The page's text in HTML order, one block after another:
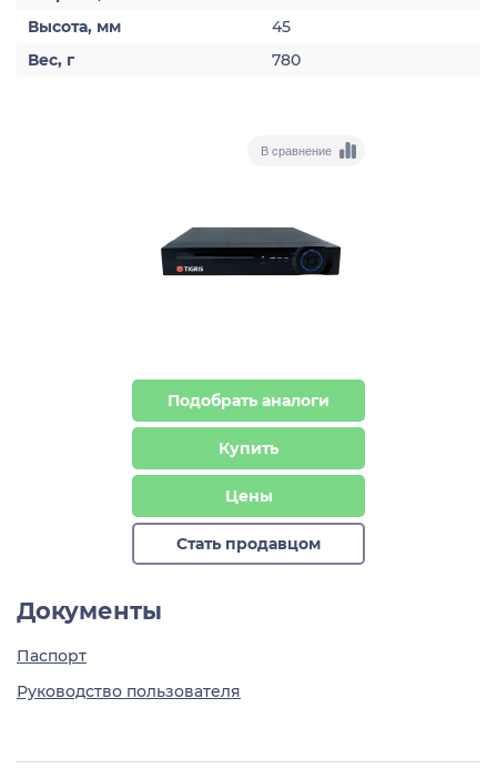
Высота, мм
45
Вес, г
780
В сравнение
Подобрать аналоги
Купить
Цены
Стать продавцом
Документы
Паспорт
Руководство пользователя